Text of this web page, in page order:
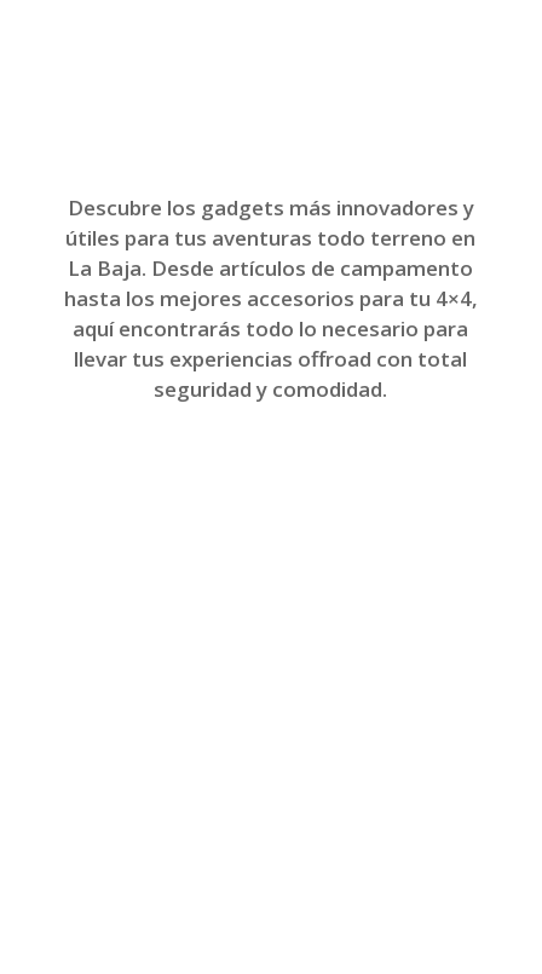
Descubre los gadgets más innovadores y
útiles para tus aventuras todo terreno en
La Baja. Desde artículos de campamento
hasta los mejores accesorios para tu 4×4,
aquí encontrarás todo lo necesario para
llevar tus experiencias offroad con total
seguridad y comodidad.